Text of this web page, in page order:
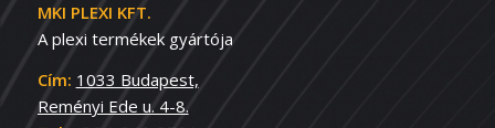
MKI PLEXI KFT.
A plexi termékek gyártója
Cím: 1033 Budapest,
Reményi Ede u. 4-8.